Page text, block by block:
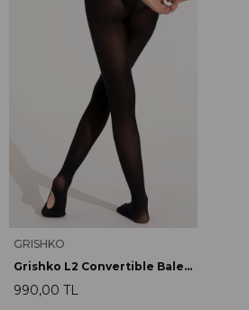
GRISHKO
Grishko L2 Convertible Bale Çorabı Siyah
990,00 TL